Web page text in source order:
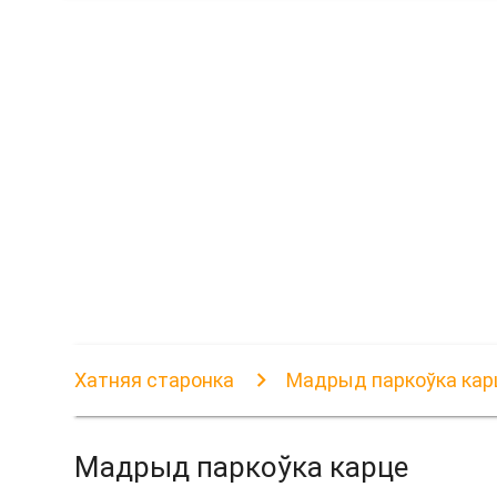
Хатняя старонка Мадрыд паркоўка
Мадрыд паркоўка карце